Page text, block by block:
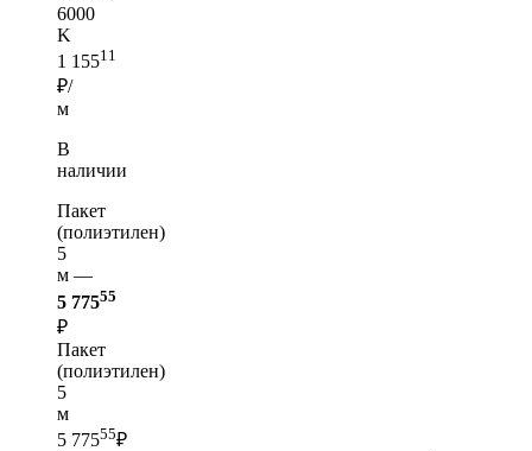
6000
K
1 15511
₽/
м
В
наличии
Пакет
(полиэтилен)
5
м —
5 77555
₽
Пакет
(полиэтилен)
5
м
5 77555₽